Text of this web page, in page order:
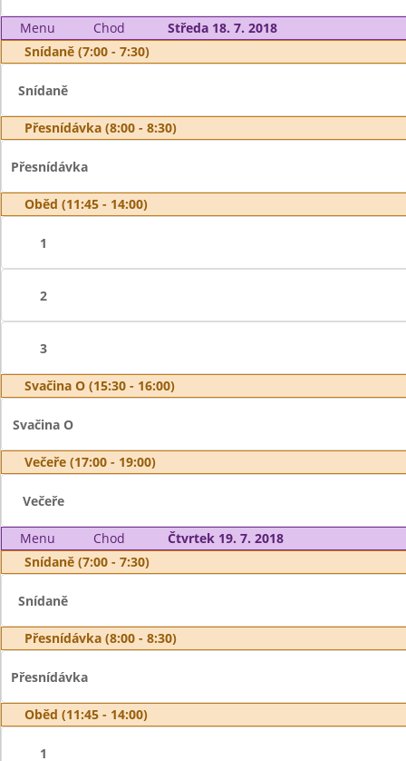
Menu Chod
Středa 18. 7. 2018
Snídaně (7:00 - 7:30)
Snídaně
Přesnídávka (8:00 - 8:30)
Přesnídávka
Oběd (11:45 - 14:00)
1
2
3
Svačina O (15:30 - 16:00)
Svačina O
Večeře (17:00 - 19:00)
Večeře
Menu Chod
Čtvrtek 19. 7. 2018
Snídaně (7:00 - 7:30)
Snídaně
Přesnídávka (8:00 - 8:30)
Přesnídávka
Oběd (11:45 - 14:00)
1